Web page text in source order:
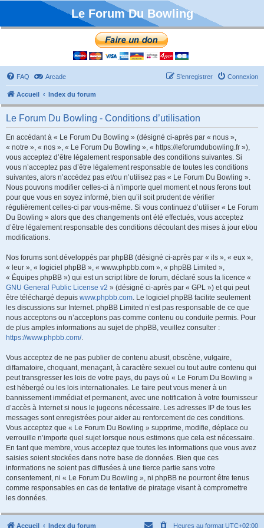
Le Forum Du Bowling
FAQ Arcade Connexion
S’enregistrer
Accueil Index du forum
Le Forum Du Bowling - Conditions d’utilisation
En accédant à « Le Forum Du Bowling » (désigné ci-après par « nous »,
« notre », « nos », « Le Forum Du Bowling », « https://leforumdubowling.fr »),
vous acceptez d’être légalement responsable des conditions suivantes. Si
vous n’acceptez pas d’être légalement responsable de toutes les conditions
suivantes, alors n’accédez pas et/ou n’utilisez pas « Le Forum Du Bowling ».
Nous pouvons modifier celles-ci à n’importe quel moment et nous ferons tout
pour que vous en soyez informé, bien qu’il soit prudent de vérifier
régulièrement celles-ci par vous-même. Si vous continuez d’utiliser « Le Forum
Du Bowling » alors que des changements ont été effectués, vous acceptez
d’être légalement responsable des conditions découlant des mises à jour et/ou
modifications.
Nos forums sont développés par phpBB (désigné ci-après par « ils », « eux »,
« leur », « logiciel phpBB », « www.phpbb.com », « phpBB Limited »,
« Équipes phpBB ») qui est un script libre de forum, déclaré sous la licence «
GNU General Public License v2 » (désigné ci-après par « GPL ») et qui peut
être téléchargé depuis www.phpbb.com. Le logiciel phpBB facilite seulement
les discussions sur Internet. phpBB Limited n’est pas responsable de ce que
nous acceptons ou n’acceptons pas comme contenu ou conduite permis. Pour
de plus amples informations au sujet de phpBB, veuillez consulter :
https://www.phpbb.com/.
Vous acceptez de ne pas publier de contenu abusif, obscène, vulgaire,
diffamatoire, choquant, menaçant, à caractère sexuel ou tout autre contenu qui
peut transgresser les lois de votre pays, du pays où « Le Forum Du Bowling »
est hébergé ou les lois internationales. Le faire peut vous mener à un
bannissement immédiat et permanent, avec une notification à votre fournisseur
d’accès à Internet si nous le jugeons nécessaire. Les adresses IP de tous les
messages sont enregistrées pour aider au renforcement de ces conditions.
Vous acceptez que « Le Forum Du Bowling » supprime, modifie, déplace ou
verrouille n’importe quel sujet lorsque nous estimons que cela est nécessaire.
En tant que membre, vous acceptez que toutes les informations que vous avez
saisies soient stockées dans notre base de données. Bien que ces
informations ne soient pas diffusées à une tierce partie sans votre
consentement, ni « Le Forum Du Bowling », ni phpBB ne pourront être tenus
comme responsables en cas de tentative de piratage visant à compromettre
les données.
Accueil Index du forum Heures au format UTC+02:00